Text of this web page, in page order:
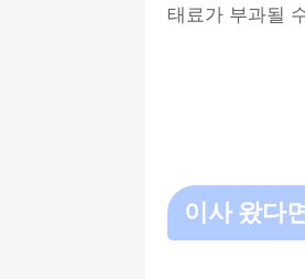
태료가 부과될
이사 왔다